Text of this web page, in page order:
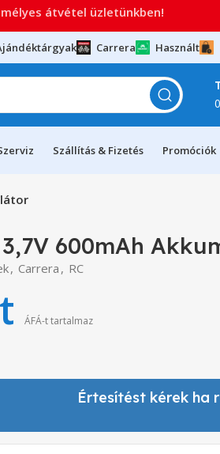
Carrera Használt
Szállítás & Fizetés Promóciók
600mAh
, Carrera , RC
ÁFÁ-t tartalmaz
Értesítést kérek ha
átvétel üzletünkben!